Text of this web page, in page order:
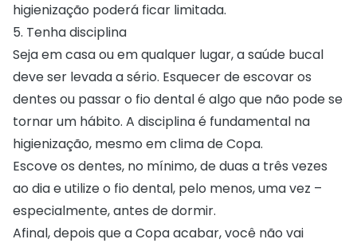
higienização poderá ficar limitada.
5. Tenha disciplina
Seja em casa ou em qualquer lugar, a saúde bucal
deve ser levada a sério. Esquecer de escovar os
dentes ou passar o fio dental é algo que não pode se
tornar um hábito. A disciplina é fundamental na
higienização, mesmo em clima de Copa.
Escoveos dentes, no mínimo, de duas a três vezes
ao dia e utilize o fio dental, pelo menos, uma vez –
especialmente, antes de dormir.
Afinal, depois que a Copa acabar, você não vai